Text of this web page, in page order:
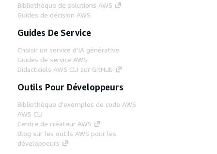
Bibliothèque de solutions AWS
Guides de décision AWS
Guides De Service
Choisir un service d'IA générative
Guides de service AWS
Didacticiels AWS CLI sur GitHub
Outils Pour Développeurs
Bibliothèque d'exemples de code AWS
AWS CLI
Centre de créateur AWS
Blog sur les outils AWS pour les
développeurs